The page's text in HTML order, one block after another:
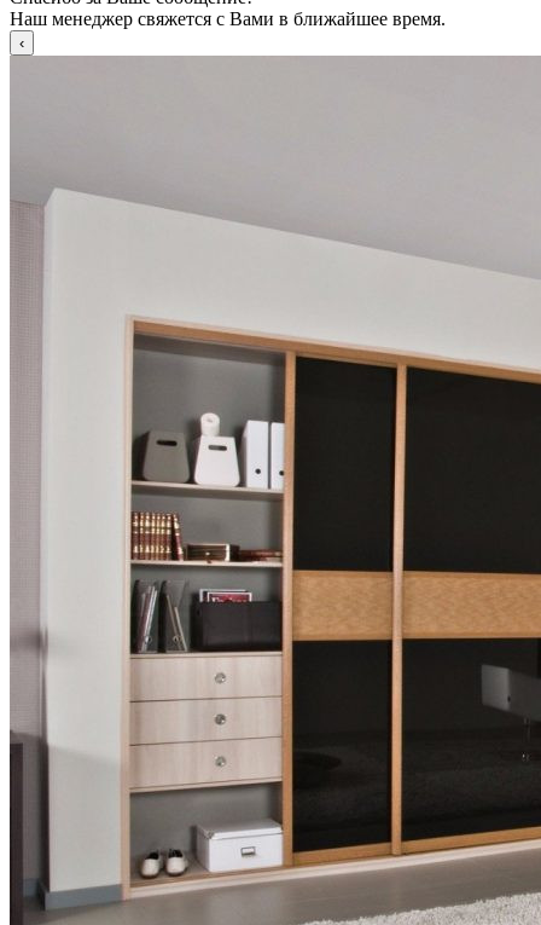
Наш менеджер свяжется с Вами в ближайшее время.